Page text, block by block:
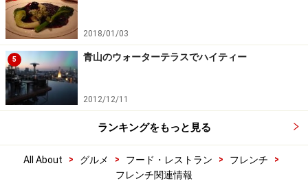
2018/01/03
5 青山のウォーターテラスでハイティー
2012/12/11
ランキングをもっと見る
All About > グルメ > フード・レストラン > フレンチ
>
フレンチ関連情報